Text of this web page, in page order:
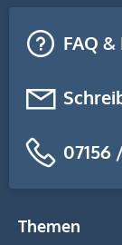
FAQ
07156
Themen